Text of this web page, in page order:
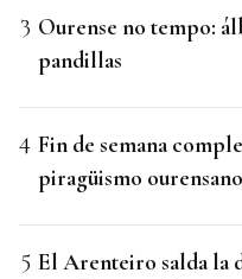
Ourense no tempo:
pandillas
Fin de semana
piragüismo ourensano
El Arenteiro salda la